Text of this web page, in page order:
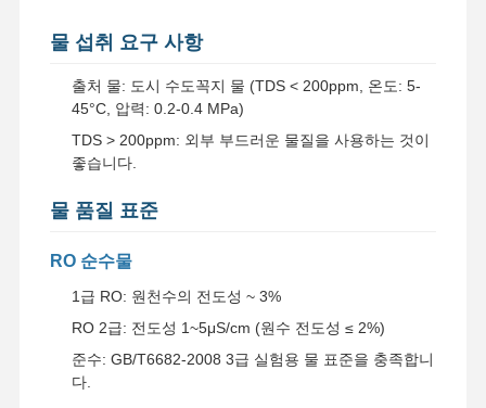
초순수 장비
초순수 필터레이션 시스템
울트라 퓨어 RO 워터 시스템
물 정화 시스템 액세서리
물 섭취 요구 사항
출처 물: 도시 수도꼭지 물 (TDS < 200ppm, 온도: 5-
45°C, 압력: 0.2-0.4 MPa)
TDS > 200ppm: 외부 부드러운 물질을 사용하는 것이
좋습니다.
물 품질 표준
RO 순수물
1급 RO: 원천수의 전도성 ~ 3%
RO 2급: 전도성 1~5μS/cm (원수 전도성 ≤ 2%)
준수: GB/T6682-2008 3급 실험용 물 표준을 충족합니
다.